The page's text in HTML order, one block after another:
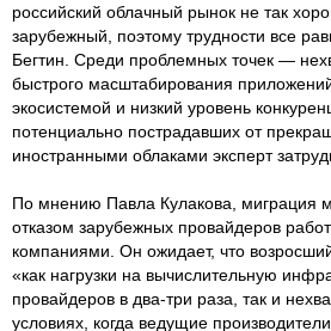
российский облачный рынок не так
зарубежный, поэтому трудности все
Бегтин. Среди проблемных точек —
быстрого масштабирования
экосистемой и низкий уровень
потенциально пострадавших от
иностранными облаками эксперт
По мнению Павла Кулакова, миграция
отказом зарубежных провайдеров
компаниями. Он ожидает, что
«как нагрузки на вычислительную
провайдеров в два-три раза, так и
условиях, когда ведущие